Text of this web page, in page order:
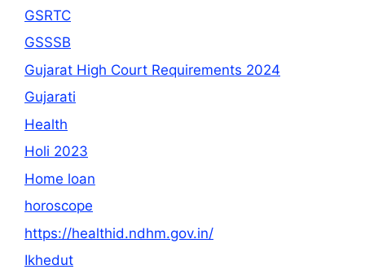
GSRTC
GSSSB
Gujarat High Court Requirements 2024
Gujarati
Health
Holi 2023
Home loan
horoscope
https://healthid.ndhm.gov.in/
Ikhedut